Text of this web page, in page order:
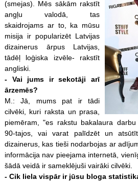
(smejas). Mēs sākām rakstīt
angļu valodā, tas
skaidrojams ar to, ka mūsu
misija ir popularizēt Latvijas
dizainerus ārpus Latvijas,
tādēļ loģiska izvēle- rakstīt
angliski.
- Vai jums ir sekotāji arī
ārzemēs?
M.: Jā, mums pat ir tādi
cilvēki, kuri raksta un prasa,
piemēram, "es rakstu bakalaura
90-tajos, vai varat palīdzēt un
dizainerus, kas tieši nodarbojas ar
informācija nav pieejama internetā,
šādā veidā ir sameklējuši vairāki cilvēki.
- Cik liela vispār ir jūsu bloga